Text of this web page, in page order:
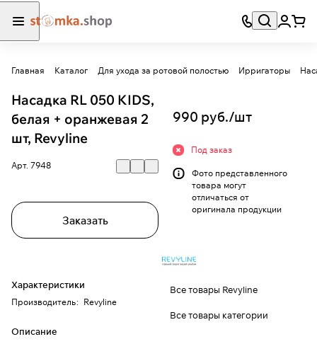
Главная Каталог Для ухода за ротовой полостью Ирригаторы
Насадка RL 050 KIDS,
белая + оранжевая 2
шт, Revyline
Арт. 7948
Заказать
Характеристики
Производитель: Revyline
Описание
990 руб./шт
Под заказ
Фото представленного
товара могут
отличаться от
оригинала продукции
Все товары Revyline
Все товары категории